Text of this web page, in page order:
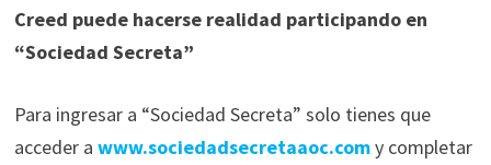
Creed puede hacerse realidad participando en
“Sociedad Secreta”
Para ingresar a “Sociedad Secreta” solo tienes que
acceder a www.sociedadsecretaaoc.comy completar